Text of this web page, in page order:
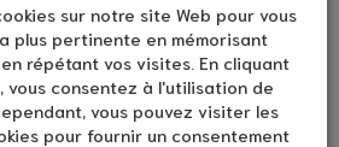
sur notre site Web pour vous
plus pertinente en mémorisant
répétant vos visites. En cliquant
vous consentez à l'utilisation de
vous pouvez visiter les
pour fournir un consentement